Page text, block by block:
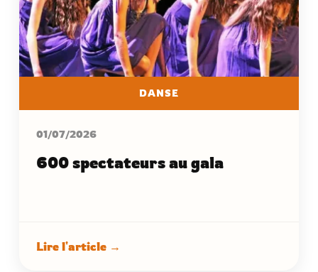
DANSE
01/07/2026
600 spectateurs au gala
Lire l'article →